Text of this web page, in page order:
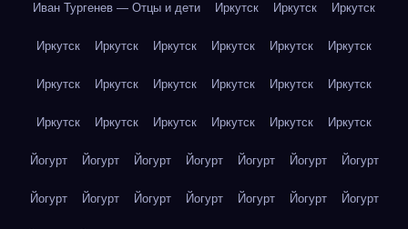
Иван Тургенев — Отцы и дети Иркутск Иркутск Иркутск
Иркутск Иркутск Иркутск Иркутск Иркутск Иркутск
Иркутск Иркутск Иркутск Иркутск Иркутск Иркутск
Иркутск Иркутск Иркутск Иркутск Иркутск Иркутск
Йогурт Йогурт Йогурт Йогурт Йогурт Йогурт Йогурт
Йогурт Йогурт Йогурт Йогурт Йогурт Йогурт Йогурт